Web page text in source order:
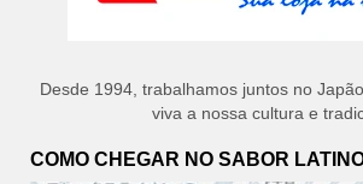
Desde 1994, trabalhamos juntos no
viva a nossa cultura e
COMO CHEGAR NO SABOR